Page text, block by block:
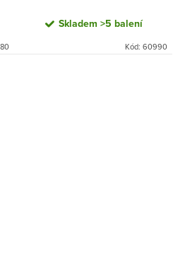
Skladem >5 balení
Kód: 60990